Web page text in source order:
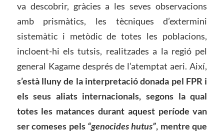
va descobrir, gràcies a les seves observacions
amb prismàtics, les tècniques d’extermini
sistemàtic i metòdic de totes les poblacions,
incloent-hi els tutsis, realitzades a la regió pel
general Kagame després de l’atemptat aeri. Així,
s’està lluny de la interpretació donada pel FPR i
els seus aliats internacionals, segons la qual
totes les matances durant aquest període van
ser comeses pels “genocides hutus”, mentre que